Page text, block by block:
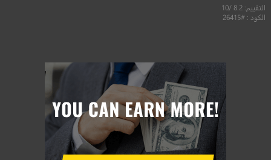
التقييم: 8.2 /10
الكود : #26415